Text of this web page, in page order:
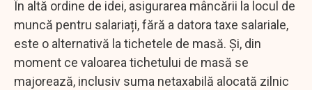
În altă ordine de idei, asigurarea mâncării la locul de
muncă pentru salariați, fără a datora taxe salariale,
este o alternativă la tichetele de masă. Și, din
moment ce valoarea tichetului de masă se
majorează, inclusiv suma netaxabilă alocată zilnic